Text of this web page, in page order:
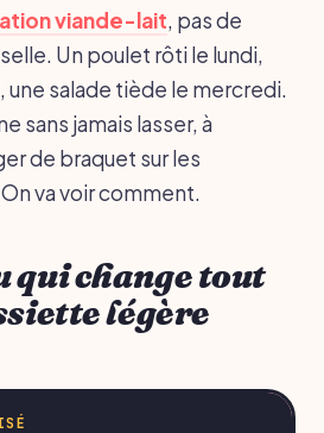
viande-lait, pas de
Un poulet rôti le lundi,
une salade tiède le mercredi.
sans jamais lasser, à
de braquet sur les
va voir comment.
qui change tout
légère